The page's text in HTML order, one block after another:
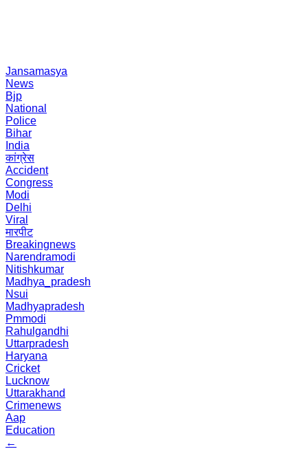
Jansamasya
News
Bjp
National
Police
Bihar
India
कांग्रेस
Accident
Congress
Modi
Delhi
Viral
मारपीट
Breakingnews
Narendramodi
Nitishkumar
Madhya_pradesh
Nsui
Madhyapradesh
Pmmodi
Rahulgandhi
Uttarpradesh
Haryana
Cricket
Lucknow
Uttarakhand
Crimenews
Aap
Education
←